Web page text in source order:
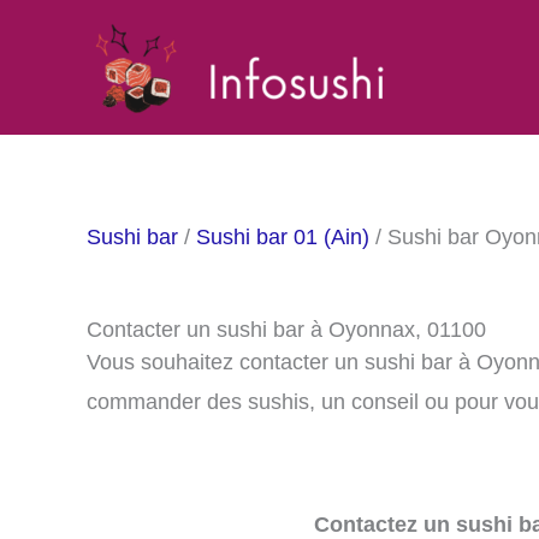
Sushi bar / Sushi bar 01 (Ain) / Sushi bar
Contacter un sushi bar à Oyonnax, 01100
Vous souhaitez contacter un sushi bar à
commander des sushis, un conseil ou pour
Contactez un sushi